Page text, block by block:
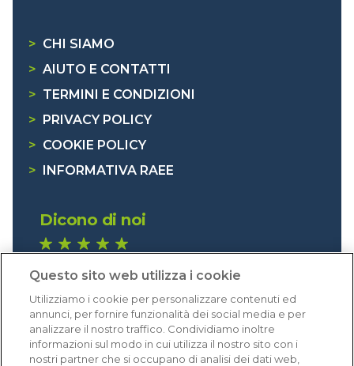
> CHI SIAMO
> AIUTO E CONTATTI
> TERMINI E CONDIZIONI
>
PRIVACY POLICY
> COOKIE POLICY
>
INFORMATIVA RAEE
Dicono di noi
Eccellente (4,8)
Acquisti verificati
Questo sito web utilizza i cookie
Utilizziamo i cookie per personalizzare contenuti ed
annunci, per fornire funzionalità dei social media e per
analizzare il nostro traffico. Condividiamo inoltre
informazioni sul modo in cui utilizza il nostro sito con i
nostri partner che si occupano di analisi dei dati web,